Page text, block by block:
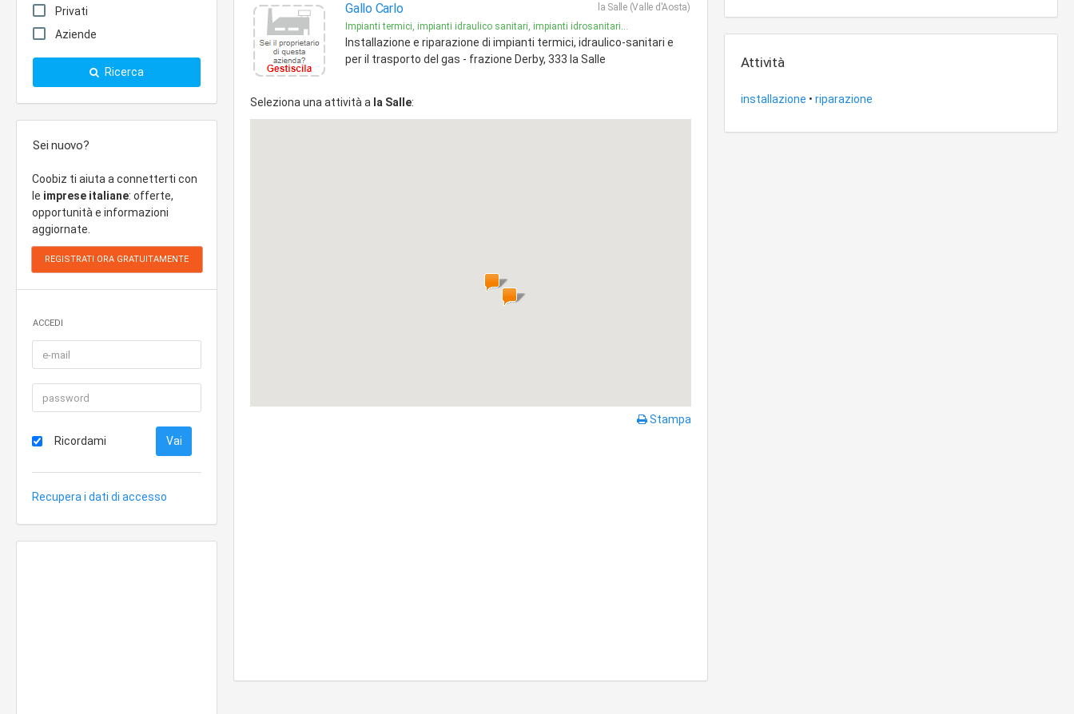
Privati
Aziende
Ricerca
Sei nuovo?
Coobiz ti aiuta a connetterti con
le imprese italiane: offerte,
opportunità e informazioni
aggiornate.
ACCEDI
Ricordami
Recupera i dati di accesso
Gallo Carlo
la Salle (Valle d'Aosta)
Impianti termici, impianti idraulico sanitari, impianti idrosanitari...
Installazione e riparazione di impianti termici, idraulico-sanitari e
per il trasporto del gas - frazione Derby, 333 la Salle
Seleziona una attività a la Salle:
Stampa
Attività
installazione • riparazione